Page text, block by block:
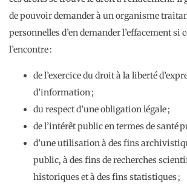
de pouvoir demander à un organisme
personnelles d’en demander l’effacement si
l’encontre :
de l’exercice du droit à la liberté
d’information ;
du respect d’une obligation légale ;
de l’intérêt public en termes de santé
d’une utilisation à des fins
public, à des fins de recherches
historiques et à des fins statistiques ;